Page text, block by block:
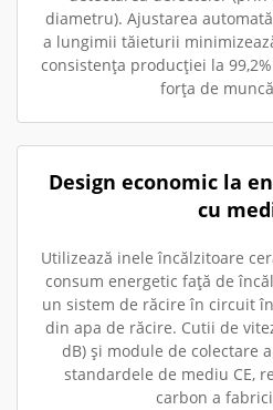
diametru). Ajustarea
a lungimii tăieturii
consistența producției la
forța de
Design economic la
cu
Utilizează inele încălzitoare
consum energetic față de
un sistem de răcire în circuit
din apa de răcire. Cutii de
dB) și module de colectare
standardele de mediu CE,
carbon a